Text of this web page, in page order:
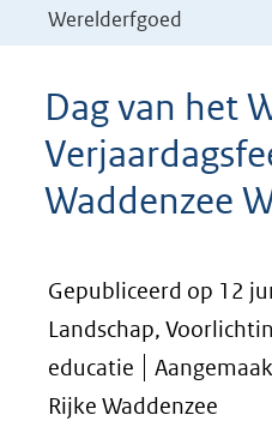
Werelderfgoed
Dag van het
Waddenzee
Gepubliceerd op 12
Landschap,
educatie
Rijke Waddenzee